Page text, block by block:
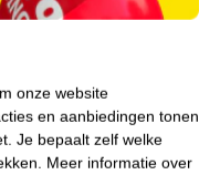
onze website
en aanbiedingen tonen
Je bepaalt zelf welke
Meer informatie over